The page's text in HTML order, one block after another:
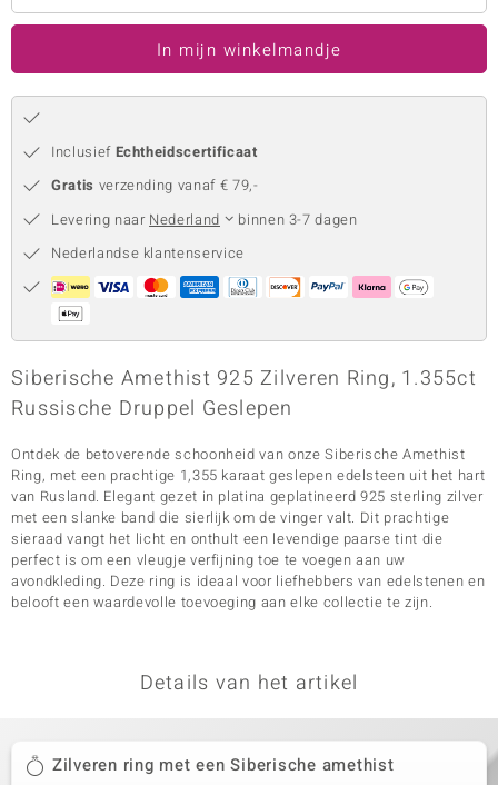
Collection
In mijn winkelmandje
Inclusief Echtheidscertificaat
Gratis verzending vanaf € 79,-
Levering naar Nederland
binnen 3-7 dagen
Nederlandse klantenservice
Siberische Amethist 925 Zilveren Ring, 1.355ct
Russische Druppel Geslepen
Ontdek de betoverende schoonheid van onze Siberische Amethist
Ring, met een prachtige 1,355 karaat geslepen edelsteen uit het hart
van Rusland. Elegant gezet in platina geplatineerd 925 sterling zilver
met een slanke band die sierlijk om de vinger valt. Dit prachtige
sieraad vangt het licht en onthult een levendige paarse tint die
perfect is om een vleugje verfijning toe te voegen aan uw
avondkleding. Deze ring is ideaal voor liefhebbers van edelstenen en
belooft een waardevolle toevoeging aan elke collectie te zijn.
Details van het artikel
Zilveren ring met een Siberische amethist